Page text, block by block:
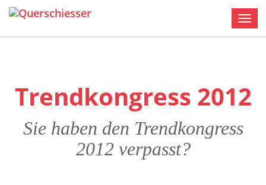
Trendkongress 2012
Sie haben den Trendkongress
2012 verpasst?